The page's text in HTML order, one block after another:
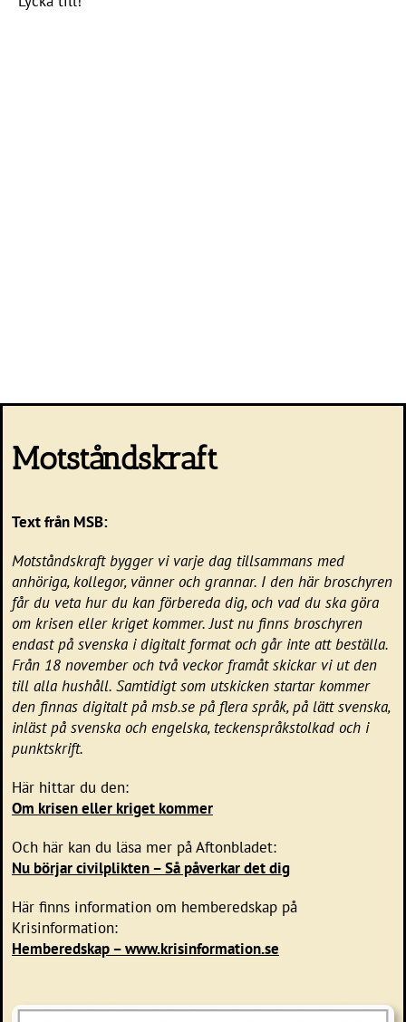
Motståndskraft
Text från MSB:
Motståndskraft bygger vi varje dag tillsammans med
anhöriga, kollegor, vänner och grannar. I den här broschyren
får du veta hur du kan förbereda dig, och vad du ska göra
om krisen eller kriget kommer. Just nu finns broschyren
endast på svenska i digitalt format och går inte att beställa.
Från 18 november och två veckor framåt skickar vi ut den
till alla hushåll. Samtidigt som utskicken startar kommer
den finnas digitalt på msb.se på flera språk, på lätt svenska,
inläst på svenska och engelska, teckenspråkstolkad och i
punktskrift.
Här hittar du den:
Om krisen eller kriget kommer
Och här kan du läsa mer på Aftonbladet:
Nu börjar civilplikten – Så påverkar det dig
Här finns information om hemberedskap på
Krisinformation:
Hemberedskap – www.krisinformation.se